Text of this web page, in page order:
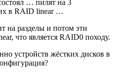
… пилят на 3
в RAID linear …
на разделы и потом эти
что является RAID0 походу.
устройств жёстких дисков в